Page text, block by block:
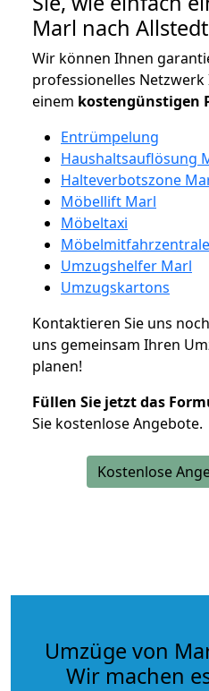
Marl nach
Wir können Ihnen
professionelles Netzwerk
einem kostengünstigen
Entrümpelung
Haushaltsauflösung
Halteverbotszone
Möbellift Marl
Möbeltaxi
Möbelmitfahrzentrale
Umzugshelfer Marl
Umzugskartons
Kontaktieren Sie uns
uns gemeinsam Ihren
planen!
Füllen Sie jetzt das
Sie kostenlose Angebote.
Kostenlose
Umzüge von
Wir machen